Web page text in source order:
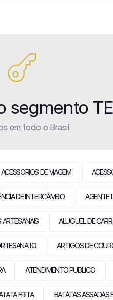
em todo o Brasil
ACESSORIOS DE VIAGEM
DE INTERCÂMBIO AGENTE
ALUGUEL DE
ARTIGOS DE
ATENDIMENTO PUBLICO
FRITA BATATAS ASSADAS